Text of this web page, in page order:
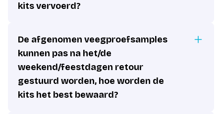
kits vervoerd?
De afgenomen veegproefsamples
kunnen pas na het/de
weekend/feestdagen retour
gestuurd worden, hoe worden de
kits het best bewaard?